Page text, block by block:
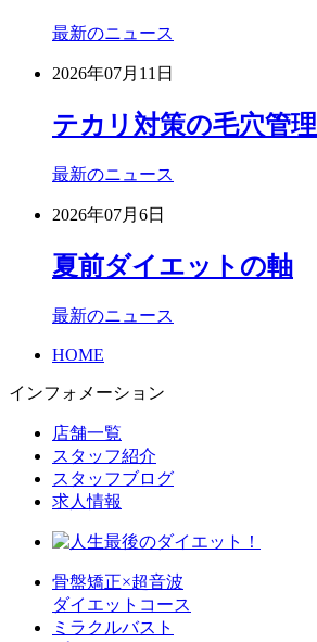
最新のニュース
2026年07月11日
テカリ対策の毛穴管理
最新のニュース
2026年07月6日
夏前ダイエットの軸
最新のニュース
HOME
インフォメーション
店舗一覧
スタッフ紹介
スタッフブログ
求人情報
骨盤矯正×超音波
ダイエットコース
ミラクルバスト